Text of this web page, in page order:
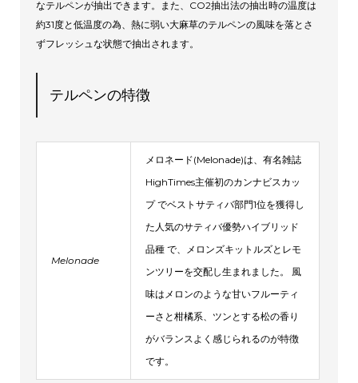
なテルペンが抽出できます。また、CO2抽出法の抽出時の温度は
約31度と低温度の為、熱に弱い大麻草のテルペンの風味を落とさ
ずフレッシュな状態で抽出されます。
テルペンの特徴
Melonade
メロネード(Melonade)は、有名雑誌
HighTimes主催初のカンナビスカッ
プ でベストサティバ部門1位を獲得し
た人気のサティバ優勢ハイブリッド
品種 で、メロンズキットルズとレモ
ンツリーを交配し生まれました。 風
味はメロンのような甘いフルーティ
ーさと柑橘系、ツンとする松の香り
がバランスよく感じられるのが特徴
です。